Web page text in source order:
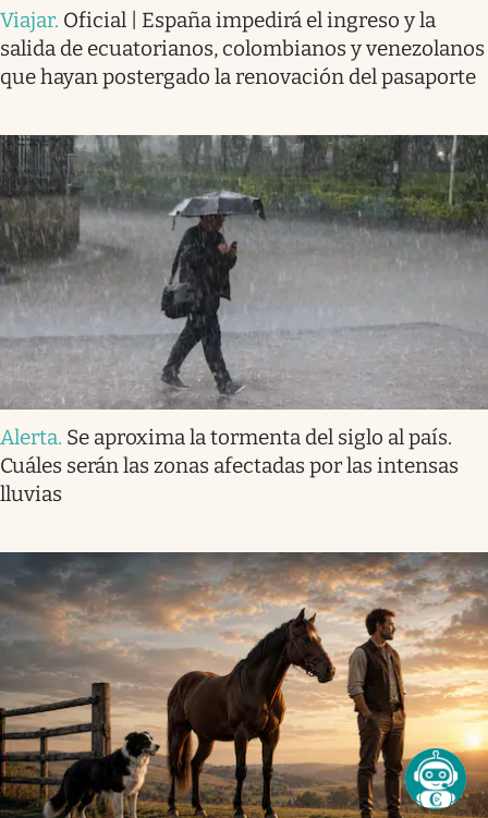
Viajar. Oficial | España impedirá el ingreso y la
salida de ecuatorianos, colombianos y venezolanos
que hayan postergado la renovación del pasaporte
Alerta. Se aproxima la tormenta del siglo al país.
Cuáles serán las zonas afectadas por las intensas
lluvias